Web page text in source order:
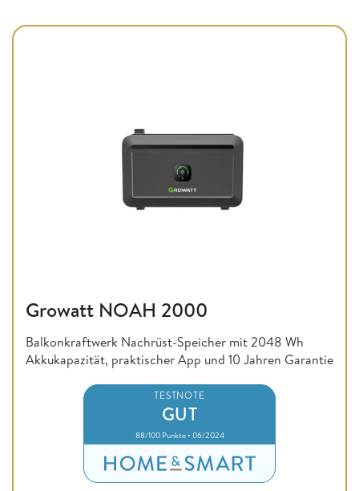
Growatt NOAH 2000
Balkonkraftwerk Nachrüst-Speicher mit 2048 Wh
Akkukapazität, praktischer App und 10 Jahren Garantie
TESTNOTE
GUT
88/100 Punkte • 06/2024